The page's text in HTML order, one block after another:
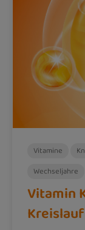
Vitamine
Wechseljahre
Vitamin
Kreislauf